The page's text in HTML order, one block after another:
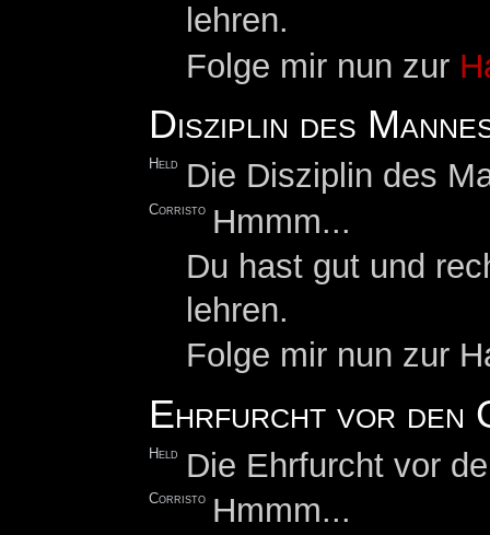
lehren.
Folge mir nun zur
Disziplin des
Held Die Disziplin des
Corristo Hmmm...
Du hast gut und
lehren.
Folge mir nun zur
Ehrfurcht vor den
Held Die Ehrfurcht vor
Corristo Hmmm...